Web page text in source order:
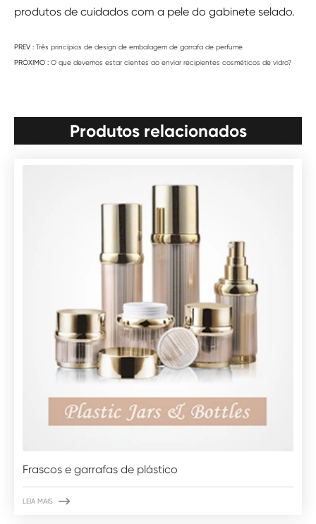
produtos de cuidados com a pele do gabinete selado.
PREV : Três princípios de design de embalagem de garrafa de perfume
PRÓXIMO : O que devemos estar cientes ao enviar recipientes cosméticos de vidro?
Produtos relacionados
Frascos e garrafas de plástico
LEIA MAIS 